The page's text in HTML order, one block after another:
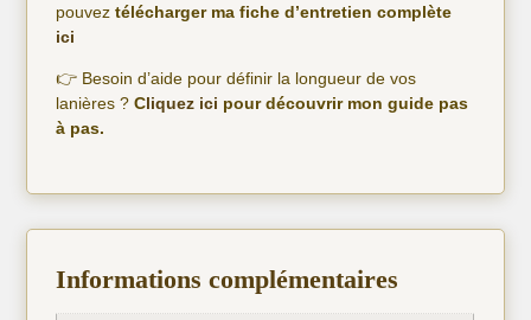
pouveztélécharger ma fiche d’entretien complète
ici
👉 Besoin d’aide pour définir la longueur de vos
lanières ?Cliquez ici pour découvrir mon guide pas
à pas.
Informations complémentaires